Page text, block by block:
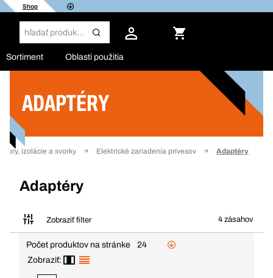
Shop
Sortiment Oblasti použitia
ADAPTÉRY
izolácie a svorky Elektrické zariadenia prívesov Adaptéry
Adaptéry
Zobraziť filter 4 zásahov
Filter
Počet produktov na stránke
24
Zobraziť: